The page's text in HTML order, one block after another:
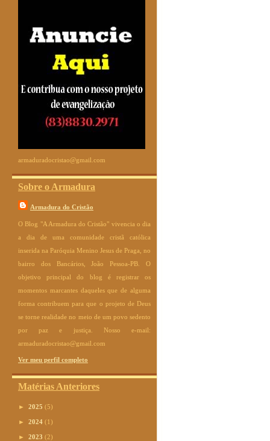
armaduradocristao@gmail.com
Sobre o Armadura
Armadura do Cristão
O Blog "A Armadura do Cristão" vivencia o dia
a dia de uma comunidade cristã católica
inserida na Paróquia Menino Jesus de Praga, no
bairro dos Bancários, João Pessoa-PB. O
objetivo principal do blog é registrar os
momentos marcantes daqueles que de alguma
forma contribuem para que o projeto de Deus
se torne realidade no meio de um povo sedento
por paz e justiça. Nosso e-mail:
armaduradocristao@gmail.com
Ver meu perfil completo
Matérias Anteriores
► 2025 (5)
► 2024 (1)
► 2023 (2)